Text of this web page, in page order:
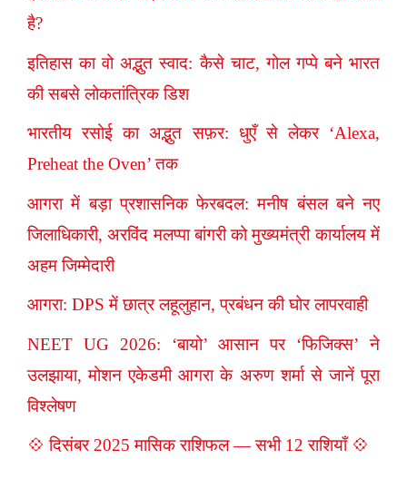
है?
इतिहास का वो अद्भुत स्वाद: कैसे चाट, गोल गप्पे बने भारत
की सबसे लोकतांत्रिक डिश
भारतीय रसोई का अद्भुत सफ़र: धुएँ से लेकर ‘Alexa,
Preheat the Oven’ तक
आगरा में बड़ा प्रशासनिक फेरबदल: मनीष बंसल बने नए
जिलाधिकारी, अरविंद मलप्पा बांगरी को मुख्यमंत्री कार्यालय में
अहम जिम्मेदारी
आगरा: DPS में छात्र लहूलुहान, प्रबंधन की घोर लापरवाही
NEET UG 2026: ‘बायो’ आसान पर ‘फिजिक्स’ ने
उलझाया, मोशन एकेडमी आगरा के अरुण शर्मा से जानें पूरा
विश्लेषण
💠 दिसंबर 2025 मासिक राशिफल — सभी 12 राशियाँ 💠